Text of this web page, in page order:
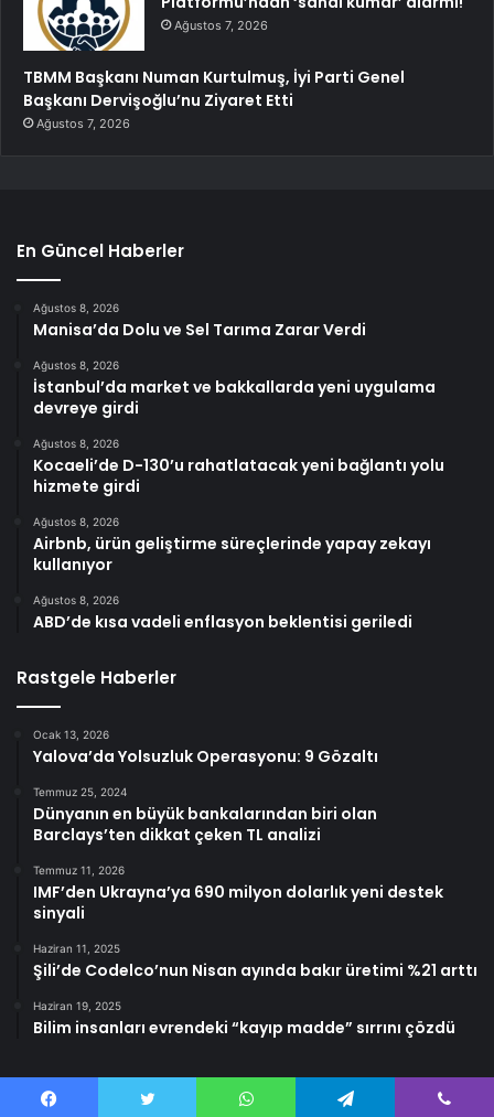
Ağustos 7, 2026
TBMM Başkanı Numan Kurtulmuş, İyi Parti Genel
Başkanı Dervişoğlu’nu Ziyaret Etti
Ağustos 7, 2026
En Güncel Haberler
Ağustos 8, 2026
Manisa’da Dolu ve Sel Tarıma Zarar Verdi
Ağustos 8, 2026
İstanbul’da market ve bakkallarda yeni uygulama
devreye girdi
Ağustos 8, 2026
Kocaeli’de D-130’u rahatlatacak yeni bağlantı yolu
hizmete girdi
Ağustos 8, 2026
Airbnb, ürün geliştirme süreçlerinde yapay zekayı
kullanıyor
Ağustos 8, 2026
ABD’de kısa vadeli enflasyon beklentisi geriledi
Rastgele Haberler
Ocak 13, 2026
Yalova’da Yolsuzluk Operasyonu: 9 Gözaltı
Temmuz 25, 2024
Dünyanın en büyük bankalarından biri olan
Barclays’ten dikkat çeken TL analizi
Temmuz 11, 2026
IMF’den Ukrayna’ya 690 milyon dolarlık yeni destek
sinyali
Haziran 11, 2025
Şili’de Codelco’nun Nisan ayında bakır üretimi %21 arttı
Haziran 19, 2025
Bilim insanları evrendeki “kayıp madde” sırrını çözdü